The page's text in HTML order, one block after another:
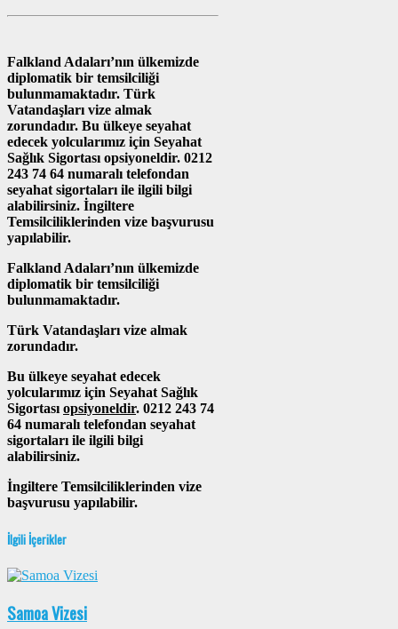
Falkland Adaları’nın ülkemizde
diplomatik bir temsilciliği
bulunmamaktadır. Türk
Vatandaşları vize almak
zorundadır. Bu ülkeye seyahat
edecek yolcularımız için Seyahat
Sağlık Sigortası opsiyoneldir. 0212
243 74 64 numaralı telefondan
seyahat sigortaları ile ilgili bilgi
alabilirsiniz. İngiltere
Temsilciliklerinden vize başvurusu
yapılabilir.
Falkland Adaları’nın ülkemizde
diplomatik bir temsilciliği
bulunmamaktadır.
Türk Vatandaşları vize almak
zorundadır.
Bu ülkeye seyahat edecek
yolcularımız için Seyahat Sağlık
Sigortası opsiyoneldir. 0212 243 74
64 numaralı telefondan seyahat
sigortaları ile ilgili bilgi
alabilirsiniz.
İngiltere Temsilciliklerinden vize
başvurusu yapılabilir.
İlgili İçerikler
Samoa Vizesi